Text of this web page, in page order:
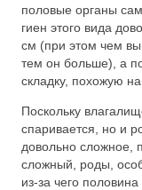
половые органы
гиен этого вида
см (при этом чем
тем он больше), а
складку, похожую
Поскольку
спаривается, но и
довольно сложное,
сложный, роды,
из-за чего